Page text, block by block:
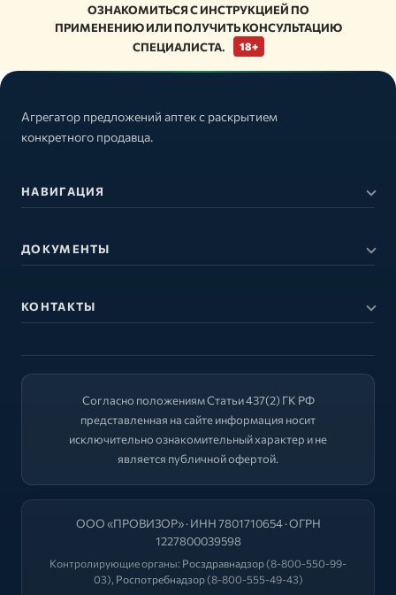
ОЗНАКОМИТЬСЯ С ИНСТРУКЦИЕЙ ПО
ПРИМЕНЕНИЮ ИЛИ ПОЛУЧИТЬ КОНСУЛЬТАЦИЮ
СПЕЦИАЛИСТА.
18+
Агрегатор предложений аптек с раскрытием
конкретного продавца.
НАВИГАЦИЯ
ДОКУМЕНТЫ
КОНТАКТЫ
Согласно положениям Статьи 437(2) ГК РФ
представленная на сайте информация носит
исключительно ознакомительный характер и не
является публичной офертой.
ООО «ПРОВИЗОР» · ИНН 7801710654 · ОГРН
1227800039598
Контролирующие органы: Росздравнадзор(8-800-550-99-
03), Роспотребнадзор(8-800-555-49-43)